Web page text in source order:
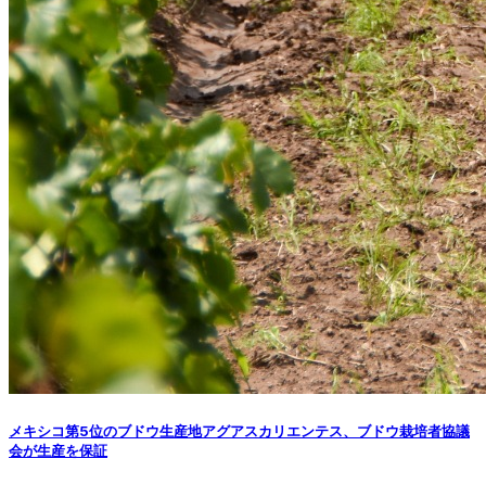
メキシコ第5位のブドウ生産地アグアスカリエンテス、ブドウ栽培者協議
会が生産を保証